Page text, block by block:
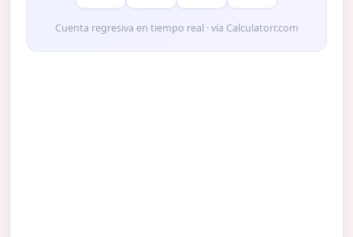
Cuenta regresiva en tiempo real · vía Calculatorr.com